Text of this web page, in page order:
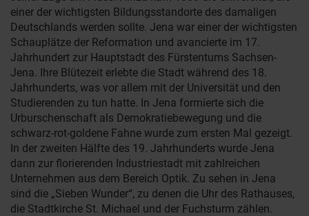
einer der wichtigsten Bildungsstandorte des damaligen
Deutschlands werden sollte. Jena war einer der wichtigsten
Schauplätze der Reformation und avancierte im 17.
Jahrhundert zur Hauptstadt des Fürstentums Sachsen-
Jena. Ihre Blütezeit erlebte die Stadt während des 18.
Jahrhunderts, was vor allem mit der Universität und den
Studierenden zu tun hatte. In Jena formierte sich die
Urburschenschaft als Demokratiebewegung und die
schwarz-rot-goldene Fahne wurde zum ersten Mal gezeigt.
In der zweiten Hälfte des 19. Jahrhunderts wurde Jena
dann zur florierenden Industriestadt mit zahlreichen
Unternehmen aus dem Bereich Optik. Zu sehen in Jena
sind die „Sieben Wunder“, zu denen die Uhr des Rathauses,
die Stadtkirche St. Michael und der Fuchsturm zählen.